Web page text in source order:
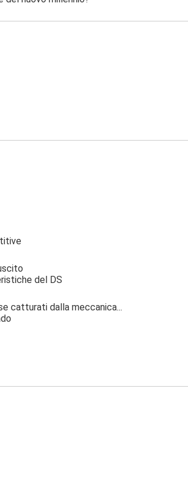
del DS
catturati dalla meccanica...